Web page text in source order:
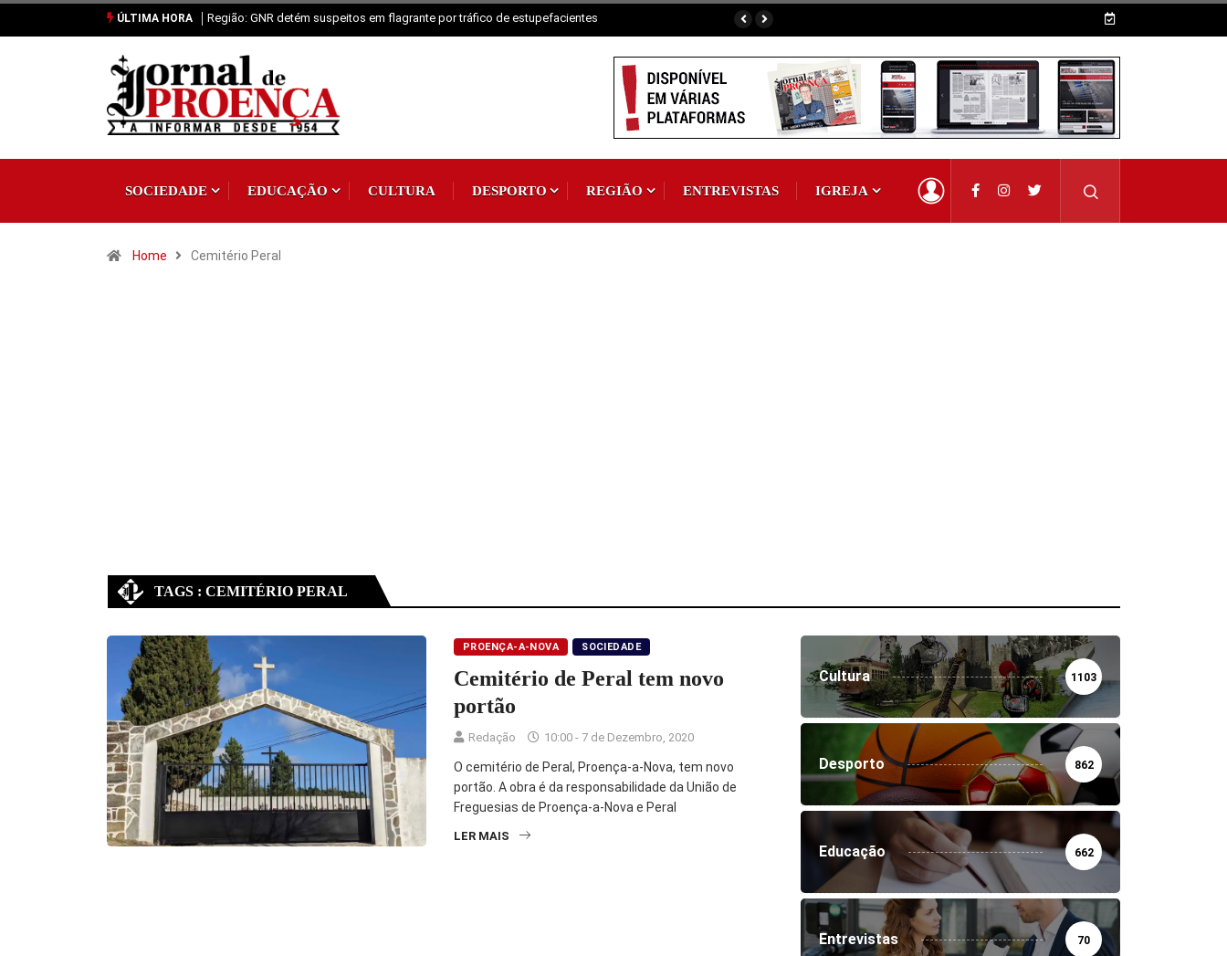
ÚLTIMA HORA Região: GNR detém suspeitos em flagrante por tráfico de estupefacientes
SOCIEDADE EDUCAÇÃO CULTURA DESPORTO REGIÃO ENTREVISTAS IGREJA
Home Cemitério Peral
TAGS : CEMITÉRIO PERAL
PROENÇA-A-NOVA SOCIEDADE
Cemitério de Peral tem novo
portão
Redação 10:00 - 7 de Dezembro, 2020
O cemitério de Peral, Proença-a-Nova, tem novo
portão. A obra é da responsabilidade da União de
Freguesias de Proença-a-Nova e Peral
LER MAIS
Cultura 1103
Desporto 862
Educação 662
Entrevistas 70